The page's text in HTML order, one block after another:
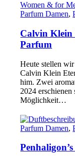
Parfum Damen,
Calvin Klein
Parfum
Heute stellen
Calvin Klein
him. Zwei
2024
Möglichkeit…
Parfum Damen,